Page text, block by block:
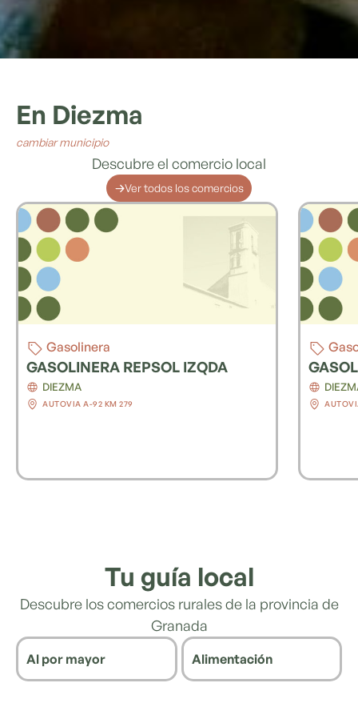
En Diezma
cambiar municipio
Descubre el comercio local
Ver todos los comercios
Gasolinera
GASOLINERA SHELL
DIEZMA
AUTOVIA A-92 KM 276
Tu guía local
Descubre los comercios rurales de la provincia de
Granada
Al por mayor Alimentación